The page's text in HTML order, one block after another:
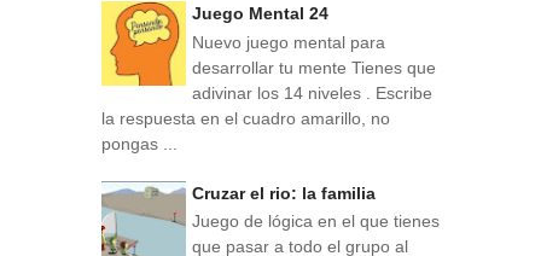
Juego Mental 24
Nuevo juego mental para
desarrollar tu mente Tienes que
adivinar los 14 niveles . Escribe
la respuesta en el cuadro amarillo, no
pongas ...
Cruzar el rio: la familia
Juego de lógica en el que tienes
que pasar a todo el grupo al